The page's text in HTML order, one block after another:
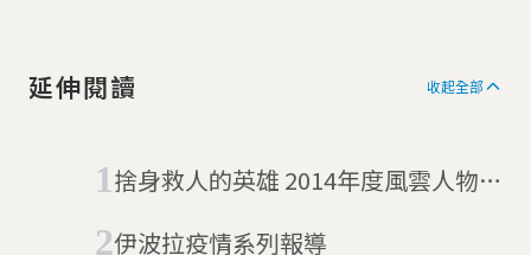
延伸閱讀 收起全部
捨身救人的英雄 2014年度風雲人物
伊波拉疫情系列報導